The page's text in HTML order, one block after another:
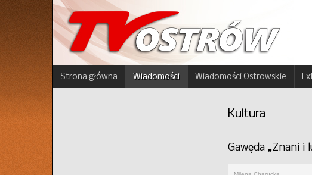
Strona główna Wiadomości Wiadomości Ostrowskie
Kultura
Gawęda „Znani i